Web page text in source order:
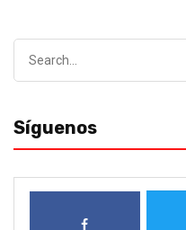
Síguenos